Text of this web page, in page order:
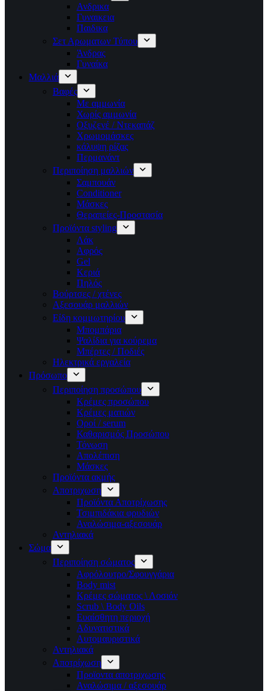
Ανδρικα
Γυναικεια
Παιδικα
Σετ Αρωματων Τύπου
Άνδρας
Γυναίκα
Μαλλιά
Βαφές
Με αμμωνία
Χωρίς αμμωνία
Οξυζενέ / Ντεκαπάζ
Χρωμομάσκες
κάλυψη ρίζας
Περμανάντ
Περιποίηση μαλλιών
Σαμπουάν
Conditioner
Μάσκες
Θεραπείες-Προστασία
Προϊόντα styling
Λάκ
Αφρός
Gel
Κεριά
Πηλός
Βούρτσες / χτένες
Αξεσουάρ μαλλιών
Είδη κομμωτηρίου
Μπομπάρια
Ψαλίδια για κούρεμα
Μπέρτες / Ποδιές
Ηλεκτρικά εργαλεία
Πρόσωπο
Περιποίηση προσώπου
Κρέμες προσώπου
Κρέμες ματιών
Οροί / serum
Καθαρισμός Προσώπου
Τόνωση
Απολέπιση
Μάσκες
Προϊόντα ακμής
Αποτριχωση
Προϊόντα Αποτρίχωσης
Τσιμπιδάκια φρυδιών
Αναλώσιμα-αξεσουάρ
Αντηλιακά
Σώμα
Περιποίηση σώματος
Αφρόλουτρο/Σφουγγάρια
Body mist
Κρέμες σώματος \ Λοσιόν
Scrub \ Body Oils
Ευαίσθητη περιοχή
Αδυνατιστικά
Αυτομαυριστικά
Αντηλιακά
Αποτρίχωση
Προϊοντα αποτριχωσης
Αναλώσιμα / αξεσουάρ